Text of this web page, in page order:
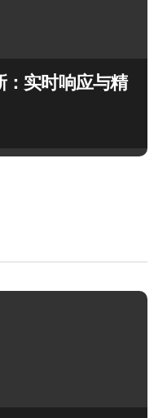
实时响应与精